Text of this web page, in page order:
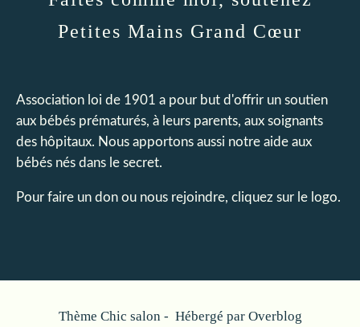
Petites Mains Grand Cœur
Association loi de 1901 a pour but d'offrir un soutien
aux bébés prématurés, à leurs parents, aux soignants
des hôpitaux. Nous apportons aussi notre aide aux
bébés nés dans le secret.
Pour faire un don ou nous rejoindre, cliquez sur le logo.
Thème Chic salon - Hébergé par Overblog